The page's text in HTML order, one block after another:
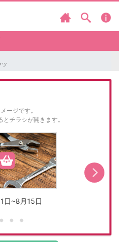
ツ
ージです。
チラシが開きます。
日~8月15日